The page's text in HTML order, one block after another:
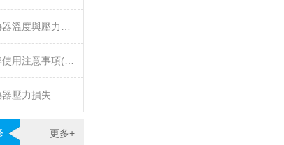
度與壓力的要求
注意事項(xiàng)
壓力損失
更多+